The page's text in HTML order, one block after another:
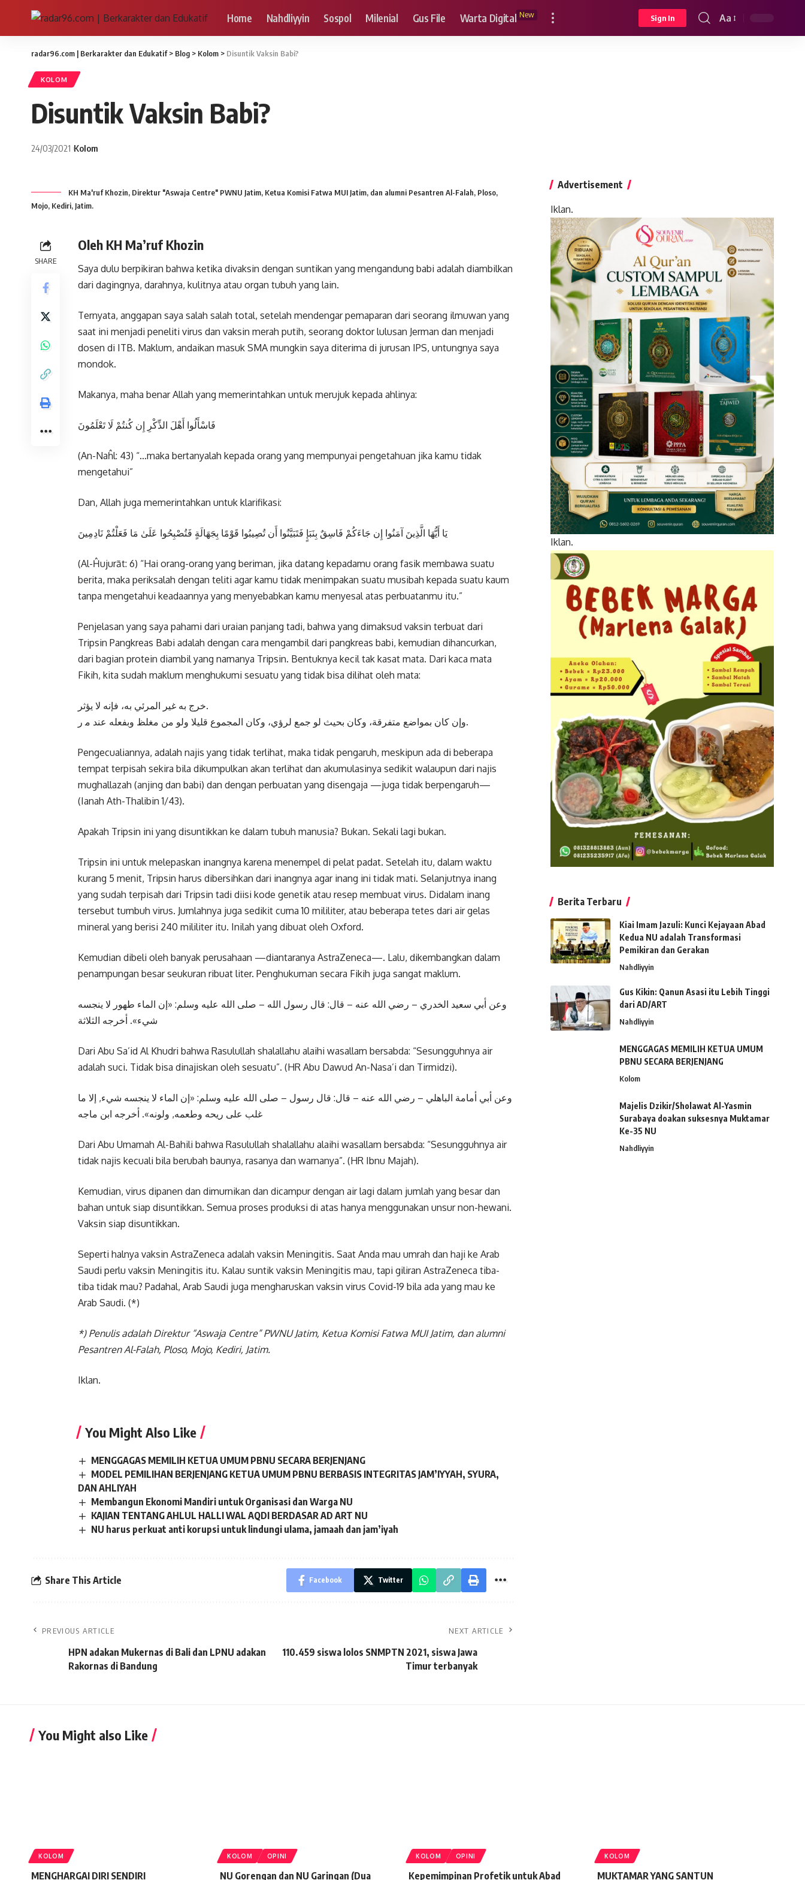
Home Nahdliyyin Sospol Milenial Gus File Warta Digital New Sign In
Font
Aa
radar96.com | Berkarakter dan Edukatif> Blog > Kolom > Disuntik Vaksin Babi?
KOLOM
Disuntik Vaksin Babi?
24/03/2021 Kolom
KH Ma'ruf Khozin, Direktur "Aswaja Centre" PWNU Jatim, Ketua Komisi Fatwa MUI Jatim, dan alumni Pesantren Al-Falah, Ploso,
Mojo, Kediri, Jatim.
SHARE
Oleh KH Ma’ruf Khozin
Saya dulu berpikiran bahwa ketika divaksin dengan suntikan yang mengandung babi adalah diambilkan
dari dagingnya, darahnya, kulitnya atau organ tubuh yang lain.
Ternyata, anggapan saya salah salah total, setelah mendengar pemaparan dari seorang ilmuwan yang
saat ini menjadi peneliti virus dan vaksin merah putih, seorang doktor lulusan Jerman dan menjadi
dosen di ITB. Maklum, andaikan masuk SMA mungkin saya diterima di jurusan IPS, untungnya saya
mondok.
Makanya, maha benar Allah yang memerintahkan untuk merujuk kepada ahlinya:
فَاسْأَلُوا أَهْلَ الذِّكْرِ إِن كُنتُمْ لَا تَعْلَمُونَ
(An-Naĥl: 43) “…maka bertanyalah kepada orang yang mempunyai pengetahuan jika kamu tidak
mengetahui”
Dan, Allah juga memerintahkan untuk klarifikasi:
يَا أَيُّهَا الَّذِينَ آمَنُوا إِن جَاءَكُمْ فَاسِقٌ بِنَبَإٍ فَتَبَيَّنُوا أَن تُصِيبُوا قَوْمًا بِجَهَالَةٍ فَتُصْبِحُوا عَلَىٰ مَا فَعَلْتُمْ نَادِمِينَ
(Al-Ĥujurāt: 6) “Hai orang-orang yang beriman, jika datang kepadamu orang fasik membawa suatu
berita, maka periksalah dengan teliti agar kamu tidak menimpakan suatu musibah kepada suatu kaum
tanpa mengetahui keadaannya yang menyebabkan kamu menyesal atas perbuatanmu itu.”
Penjelasan yang saya pahami dari uraian panjang tadi, bahwa yang dimaksud vaksin terbuat dari
Tripsin Pangkreas Babi adalah dengan cara mengambil dari pangkreas babi, kemudian dihancurkan,
dari bagian protein diambil yang namanya Tripsin. Bentuknya kecil tak kasat mata. Dari kaca mata
Fikih, kita sudah maklum menghukumi sesuatu yang tidak bisa dilihat oleh mata:
ﺧﺮﺝ ﺑﻪ ﻏﻴﺮ اﻟﻤﺮﺋﻲ ﺑﻪ، ﻓﺈﻧﻪ ﻻ ﻳﺆﺛﺮ.
ﻭﺇﻥ ﻛﺎﻥ ﺑﻤﻮاﺿﻊ ﻣﺘﻔﺮﻗﺔ، ﻭﻛﺎﻥ ﺑﺤﻴﺚ ﻟﻮ ﺟﻤﻊ ﻟﺮﺅﻱ، ﻭﻛﺎﻥ اﻟﻤﺠﻤﻮﻉ ﻗﻠﻴﻼ ﻭﻟﻮ ﻣﻦ ﻣﻐﻠﻆ ﻭﺑﻔﻌﻠﻪ ﻋﻨﺪ ﻣ ﺭ.
Pengecualiannya, adalah najis yang tidak terlihat, maka tidak pengaruh, meskipun ada di beberapa
tempat terpisah sekira bila dikumpulkan akan terlihat dan akumulasinya sedikit walaupun dari najis
mughallazah (anjing dan babi) dan dengan perbuatan yang disengaja —juga tidak berpengaruh—
(Ianah Ath-Thalibin 1/43).
Apakah Tripsin ini yang disuntikkan ke dalam tubuh manusia? Bukan. Sekali lagi bukan.
Tripsin ini untuk melepaskan inangnya karena menempel di pelat padat. Setelah itu, dalam waktu
kurang 5 menit, Tripsin harus dibersihkan dari inangnya agar inang ini tidak mati. Selanjutnya inang
yang sudah terpisah dari Tripsin tadi diisi kode genetik atau resep membuat virus. Didalam inang
tersebut tumbuh virus. Jumlahnya juga sedikit cuma 10 mililiter, atau beberapa tetes dari air gelas
mineral yang berisi 240 mililiter itu. Inilah yang dibuat oleh Oxford.
Kemudian dibeli oleh banyak perusahaan —diantaranya AstraZeneca—. Lalu, dikembangkan dalam
penampungan besar seukuran ribuat liter. Penghukuman secara Fikih juga sangat maklum.
ﻭﻋﻦ ﺃﺑﻲ ﺳﻌﻴﺪ اﻟﺨﺪﺭﻱ – ﺭﺿﻲ اﻟﻠﻪ ﻋﻨﻪ – ﻗﺎﻝ: ﻗﺎﻝ ﺭﺳﻮﻝ اﻟﻠﻪ – ﺻﻠﻰ اﻟﻠﻪ ﻋﻠﻴﻪ ﻭﺳﻠﻢ: «ﺇﻥ اﻟﻤﺎء ﻃﻬﻮﺭ ﻻ ﻳﻨﺠﺴﻪ
ﺷﻲء». ﺃﺧﺮﺟﻪ اﻟﺜﻼﺛﺔ
Dari Abu Sa’id Al Khudri bahwa Rasulullah shalallahu alaihi wasallam bersabda: “Sesungguhnya air
adalah suci. Tidak bisa dinajiskan oleh sesuatu”. (HR Abu Dawud An-Nasa’i dan Tirmidzi).
ﻭﻋﻦ ﺃﺑﻲ ﺃﻣﺎﻣﺔ اﻟﺒﺎﻫﻠﻲ – ﺭﺿﻲ اﻟﻠﻪ ﻋﻨﻪ – ﻗﺎﻝ: ﻗﺎﻝ ﺭﺳﻮﻝ – ﺻﻠﻰ اﻟﻠﻪ ﻋﻠﻴﻪ ﻭﺳﻠﻢ: «ﺇﻥ اﻟﻤﺎء ﻻ ﻳﻨﺠﺴﻪ ﺷﻲء, ﺇﻻ ﻣﺎ
ﻏﻠﺐ ﻋﻠﻰ ﺭﻳﺤﻪ ﻭﻃﻌﻤﻪ, ﻭﻟﻮﻧﻪ». ﺃﺧﺮﺟﻪ اﺑﻦ ﻣﺎﺟﻪ
Dari Abu Umamah Al-Bahili bahwa Rasulullah shalallahu alaihi wasallam bersabda: “Sesungguhnya air
tidak najis kecuali bila berubah baunya, rasanya dan warnanya”. (HR Ibnu Majah).
Kemudian, virus dipanen dan dimurnikan dan dicampur dengan air lagi dalam jumlah yang besar dan
bahan untuk siap disuntikkan. Semua proses produksi di atas hanya menggunakan unsur non-hewani.
Vaksin siap disuntikkan.
Seperti halnya vaksin AstraZeneca adalah vaksin Meningitis. Saat Anda mau umrah dan haji ke Arab
Saudi perlu vaksin Meningitis itu. Kalau suntik vaksin Meningitis mau, tapi giliran AstraZeneca tiba-
tiba tidak mau? Padahal, Arab Saudi juga mengharuskan vaksin virus Covid-19 bila ada yang mau ke
Arab Saudi. (*)
*) Penulis adalah Direktur “Aswaja Centre” PWNU Jatim, Ketua Komisi Fatwa MUI Jatim, dan alumni
Pesantren Al-Falah, Ploso, Mojo, Kediri, Jatim.
Iklan.
You Might Also Like
MENGGAGAS MEMILIH KETUA UMUM PBNU SECARA BERJENJANG
MODEL PEMILIHAN BERJENJANG KETUA UMUM PBNU BERBASIS INTEGRITAS JAM’IYYAH, SYURA,
DAN AHLIYAH
Membangun Ekonomi Mandiri untuk Organisasi dan Warga NU
KAJIAN TENTANG AHLUL HALLI WAL AQDI BERDASAR AD ART NU
NU harus perkuat anti korupsi untuk lindungi ulama, jamaah dan jam’iyah
Share This Article Facebook Twitter
PREVIOUS ARTICLE
HPN adakan Mukernas di Bali dan LPNU adakan
Rakornas di Bandung
NEXT ARTICLE
110.459 siswa lolos SNMPTN 2021, siswa Jawa
Timur terbanyak
Advertisement
Iklan.
Iklan.
Berita Terbaru
Kiai Imam Jazuli: Kunci Kejayaan Abad
Kedua NU adalah Transformasi
Pemikiran dan Gerakan
Nahdliyyin
Gus Kikin: Qanun Asasi itu Lebih Tinggi
dari AD/ART
Nahdliyyin
MENGGAGAS MEMILIH KETUA UMUM
PBNU SECARA BERJENJANG
Kolom
Majelis Dzikir/Sholawat Al-Yasmin
Surabaya doakan suksesnya Muktamar
Ke-35 NU
Nahdliyyin
You Might also Like
KOLOM
MENGHARGAI DIRI SENDIRI
KOLOM OPINI
NU Gorengan dan NU Garingan (Dua
KOLOM OPINI
Kepemimpinan Profetik untuk Abad
KOLOM
MUKTAMAR YANG SANTUN